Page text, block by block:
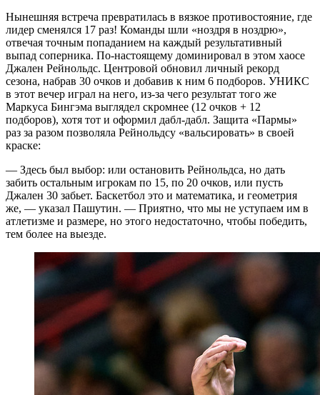
Нынешняя встреча превратилась в вязкое противостояние, где
лидер сменялся 17 раз! Команды шли «ноздря в ноздрю»,
отвечая точным попаданием на каждый результативный
выпад соперника. По-настоящему доминировал в этом хаосе
Джален Рейнольдс. Центровой обновил личный рекорд
сезона, набрав 30 очков и добавив к ним 6 подборов. УНИКС
в этот вечер играл на него, из-за чего результат того же
Маркуса Бингэма выглядел скромнее (12 очков + 12
подборов), хотя тот и оформил дабл-дабл. Защита «Пармы»
раз за разом позволяла Рейнольдсу «вальсировать» в своей
краске:
— Здесь был выбор: или остановить Рейнольдса, но дать
забить остальным игрокам по 15, по 20 очков, или пусть
Джален 30 забьет. Баскетбол это и математика, и геометрия
же, — указал Пашутин. — Приятно, что мы не уступаем им в
атлетизме и размере, но этого недостаточно, чтобы победить,
тем более на выезде.